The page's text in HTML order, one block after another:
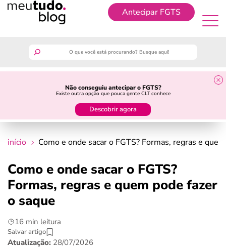
Antecipar FGTS
Não conseguiu antecipar o FGTS?
Existe outra opção que pouca gente CLT conhece
Descobrir agora
Antecipar FGTS
guia do trabalhador
crédito fácil
últimas notícias
ferramentas
início Como e onde sacar o FGTS? Formas, regras e
Como e onde sacar o FGTS?
Formas, regras e quem pode fazer
o saque
16 min leitura
Salvar artigo
Atualização: 28/07/2026